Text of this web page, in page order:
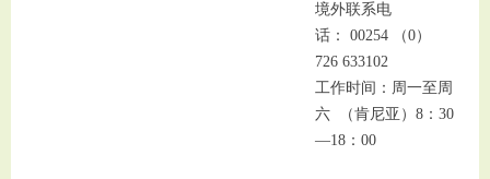
境外联系电
话： 00254 （0）
726 633102
工作时间：周一至周
六 （肯尼亚）8：30
—18：00